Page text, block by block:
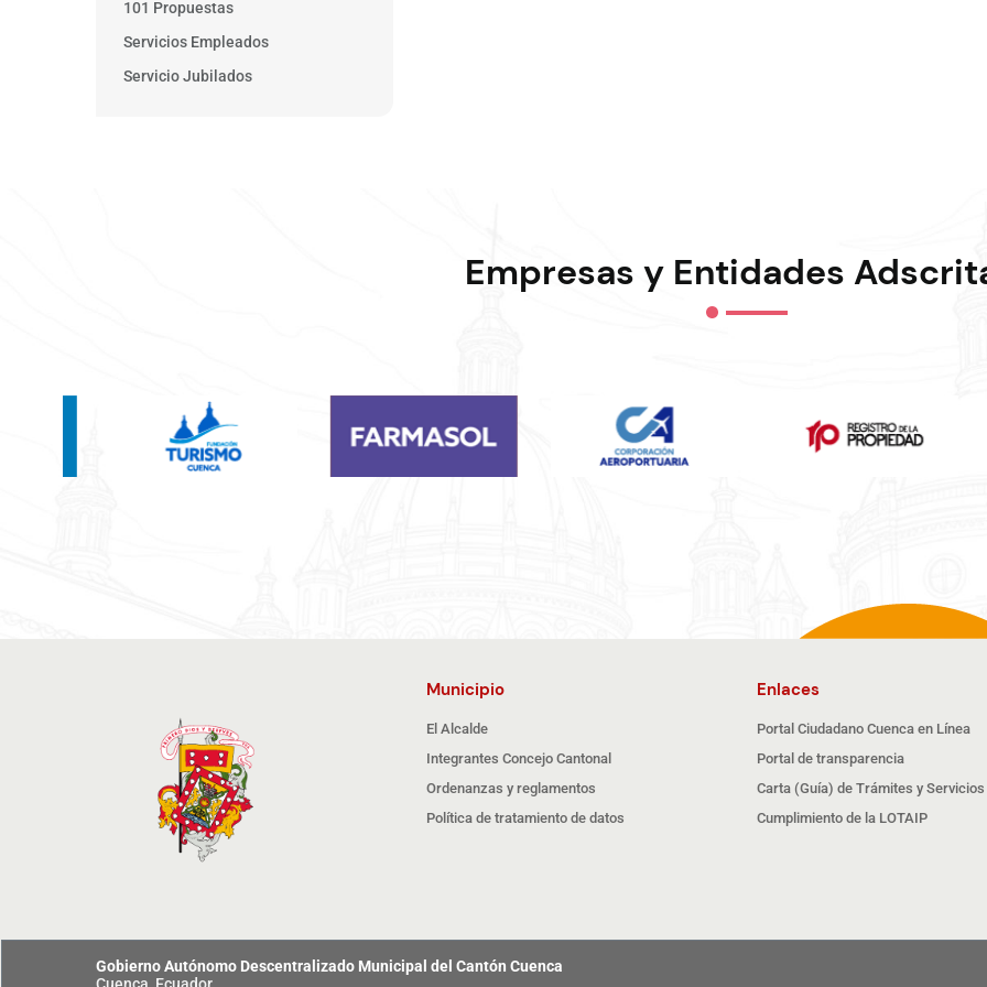
101 Propuestas
Servicios Empleados
Servicio Jubilados
Empresas y Entidades
Municipio
El Alcalde
Integrantes Concejo Cantonal
Ordenanzas y reglamentos
Política de tratamiento de datos
Enlaces
Portal Ciudadano Cuenca en Línea
Portal de transparencia
Carta (Guía) de Trámites y Servicios
Cumplimiento de la LOTAIP
Gobierno Autónomo Descentralizado Municipal del Cantón Cuenca
Cuenca, Ecuador